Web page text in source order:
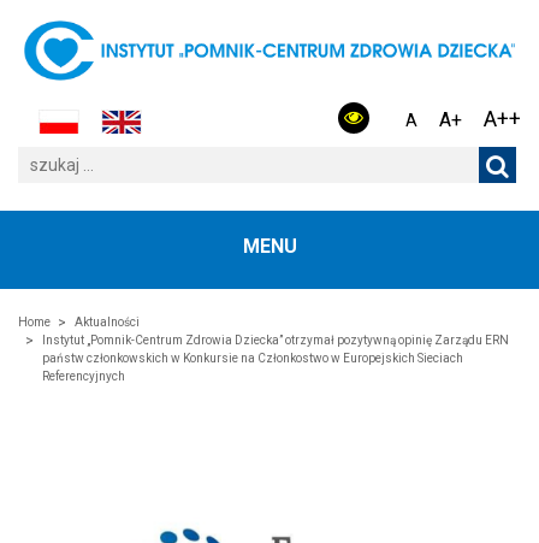
A A+ A++
MENU
Home
Aktualności
Instytut „Pomnik-Centrum Zdrowia Dziecka” otrzymał pozytywną opinię Zarządu ERN
państw członkowskich w Konkursie na Członkostwo w Europejskich Sieciach
Referencyjnych